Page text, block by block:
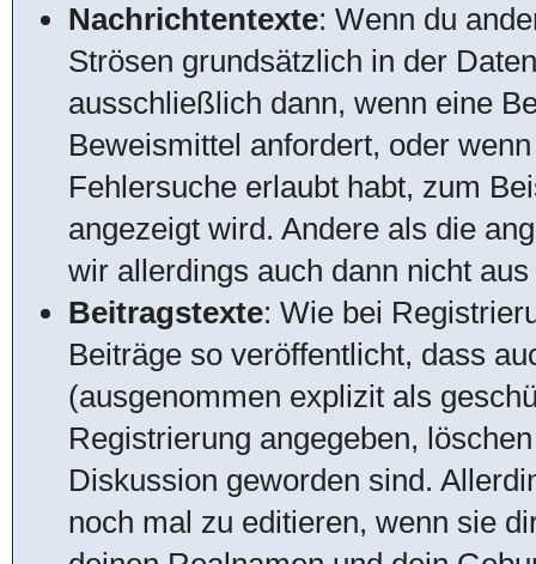
Nachrichtentexte: Wenn du
Strösen grundsätzlich in der
ausschließlich dann, wenn eine
Beweismittel anfordert, oder
Fehlersuche erlaubt habt, zum
angezeigt wird. Andere als die
wir allerdings auch dann nicht
Beitragstexte: Wie bei
Beiträge so veröffentlicht, dass
(ausgenommen explizit als
Registrierung angegeben,
Diskussion geworden sind.
noch mal zu editieren, wenn sie